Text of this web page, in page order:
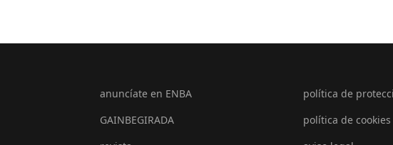
anuncíate en ENBA
GAINBEGIRADA
política de
política de cookies